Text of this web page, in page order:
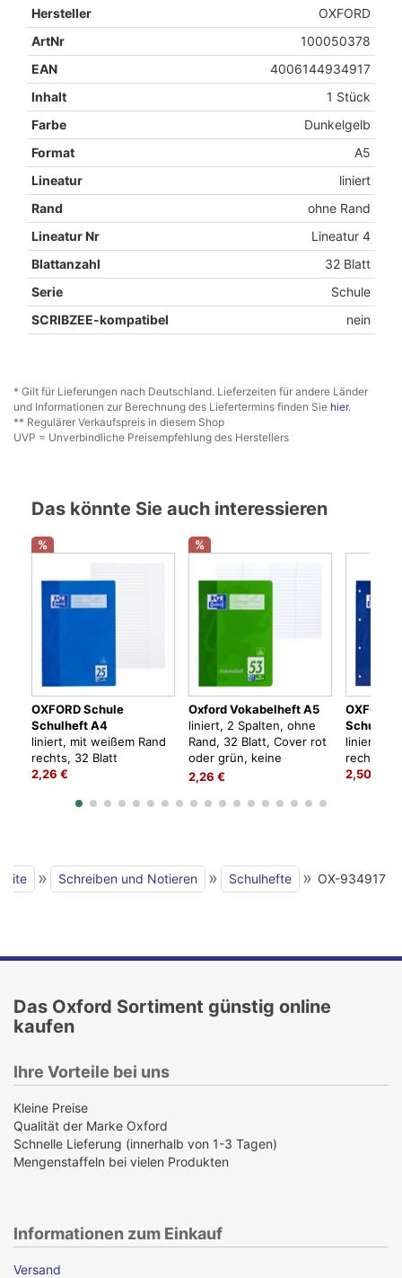
Hersteller
OXFORD
ArtNr
100050378
EAN
4006144934917
Inhalt
1 Stück
Farbe
Dunkelgelb
Format
A5
Lineatur
liniert
Rand
ohne Rand
Lineatur Nr
Lineatur 4
Blattanzahl
32 Blatt
Serie
Schule
SCRIBZEE-kompatibel
nein
* Gilt für Lieferungen nach Deutschland. Lieferzeiten für andere Länder
und Informationen zur Berechnung des Liefertermins finden Sie hier.
** Regulärer Verkaufspreis in diesem Shop
UVP = Unverbindliche Preisempfehlung des Herstellers
Das könnte Sie auch interessieren
%
OXFORD Schule
Schulheft A4
liniert, mit weißem Rand
rechts, 32 Blatt
2,26 €
%
Oxford Vokabelheft A5
liniert, 2 Spalten, ohne
Rand, 32 Blatt, Cover rot
oder grün, keine
Farbwahl möglich
2,26 €
OXFORD
liniert,
rechts,
2,50 €
» Schreiben und Notieren » Schulhefte » OX-934917
Das Oxford Sortiment günstig online
kaufen
Ihre Vorteile bei uns
Kleine Preise
Qualität der Marke Oxford
Schnelle Lieferung (innerhalb von 1-3 Tagen)
Mengenstaffeln bei vielen Produkten
Informationen zum Einkauf
Versand